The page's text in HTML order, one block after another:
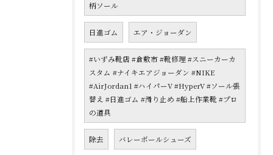
柄ソール
日進ゴム エア・ジョーダン
#いずみ靴店 #倉敷市 #靴修理 #スニーカーカ
スタム #ナイキエアジョーダン #NIKE
#AirJordan1 #ハイパーV #HyperV #ソール張
替え #日進ゴム #滑り止め #船上作業靴 #プロ
の道具
除去 バレーボールシューズ